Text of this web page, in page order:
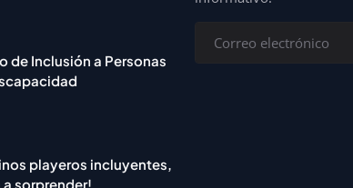
de Inclusión a Personas
playeros incluyentes,
a sorprender!